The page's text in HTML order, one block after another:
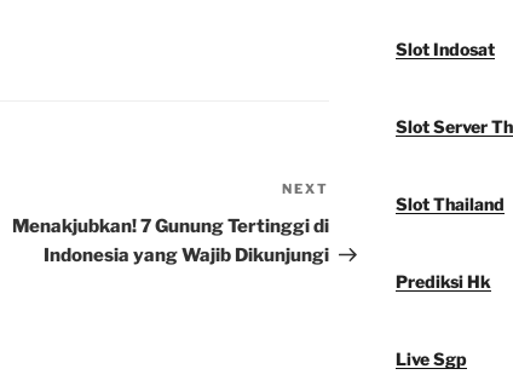
Post
NEXT
Menakjubkan! 7 Gunung Tertinggi di
Indonesia yang Wajib Dikunjungi
Slot Indosat
Slot Server
Slot Thailand
Prediksi Hk
Live Sgp